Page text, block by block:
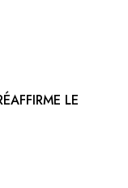
LE